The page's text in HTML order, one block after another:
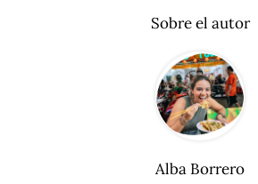
Sobre el autor
Alba Borrero